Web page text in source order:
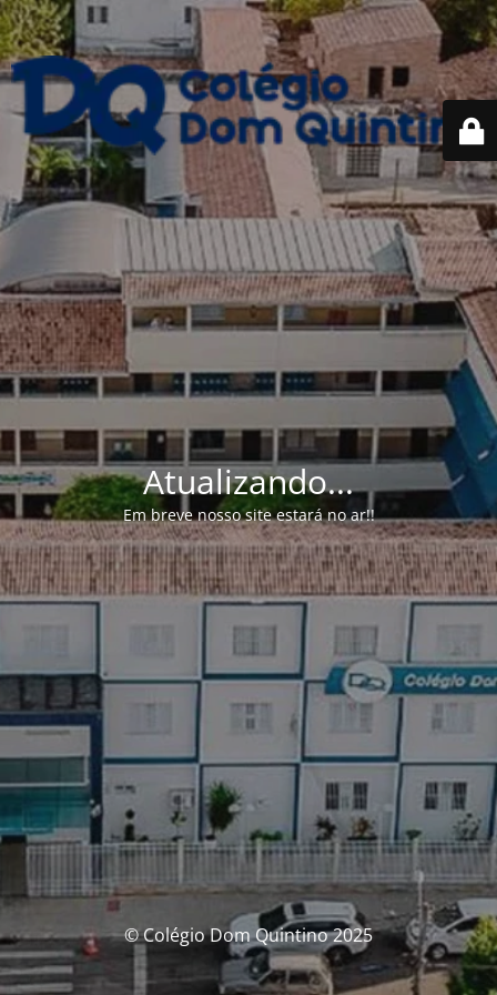
Atualizando...
Em breve nosso site estará no ar!!
© Colégio Dom Quintino 2025